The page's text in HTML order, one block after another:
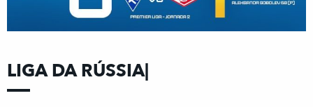
LIGA DA RÚSSIA|